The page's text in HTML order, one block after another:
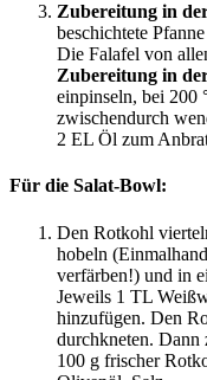
Zubereitung in
beschichtete
Die Falafel von
Zubereitung in
einpinseln, bei 200
zwischendurch
2 EL Öl zum
Für die Salat-Bowl:
Den Rotkohl
hobeln
verfärben!) und in
Jeweils 1 TL
hinzufügen. Den
durchkneten. Dann
100 g frischer